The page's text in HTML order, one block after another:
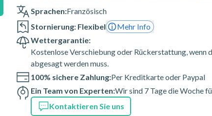
Sprachen:Französisch
Stornierung: Flexibel
Mehr Info
Wettergarantie:
Kostenlose Verschiebung oder Rückerstattung,
abgesagt werden muss.
100% sichere Zahlung:Per Kreditkarte oder Paypal
Ein Team von Experten:Wir sind 7 Tage die Woche
Kontaktieren Sie uns